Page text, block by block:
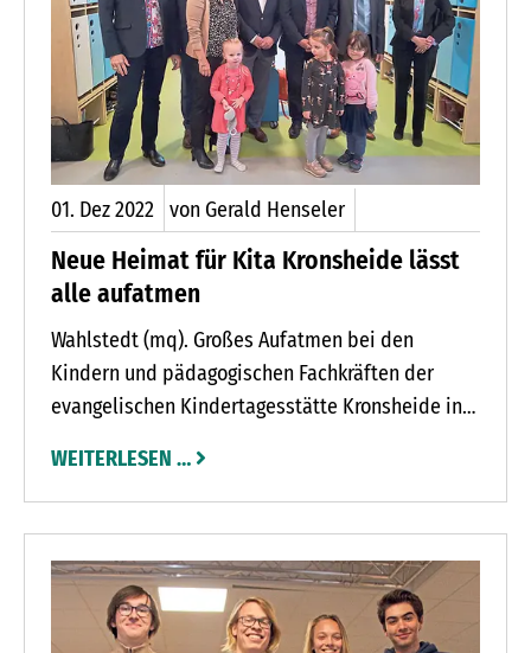
01. Dez2022 von Gerald Henseler
Neue Heimat für Kita Kronsheide lässt
alle aufatmen
Wahlstedt (mq). Großes Aufatmen bei den
Kindern und pädagogischen Fachkräften der
evangelischen Kindertagesstätte Kronsheide in
jahrelangen Belastungen ein Ende. Im alten Okal-
Gebäude hatten Gerüche dafür gesorgt, dass das
Kita-Team ein Lüftungskonzept penibel
umsetzen musste. „Ich bin allen und gerade den
Eltern dankbar, dass sie das mitgetragen haben.
Jetzt ist die Freude groß“, sagt Britta Huckfeldt.
WEITERLESEN …